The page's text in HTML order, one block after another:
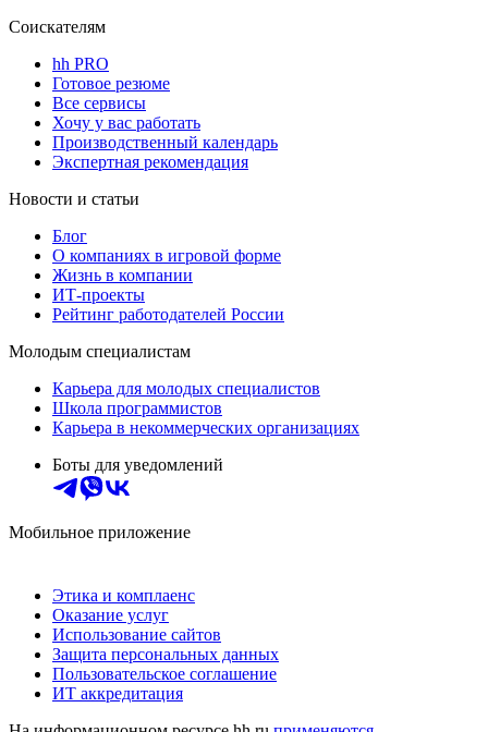
Соискателям
hh PRO
Готовое резюме
Все сервисы
Хочу у вас работать
Производственный календарь
Экспертная рекомендация
Новости и статьи
Блог
О компаниях в игровой форме
Жизнь в компании
ИТ-проекты
Рейтинг работодателей России
Молодым специалистам
Карьера для молодых специалистов
Школа программистов
Карьера в некоммерческих организациях
Боты для уведомлений
Мобильное приложение
Этика и комплаенс
Оказание услуг
Использование сайтов
Защита персональных данных
Пользовательское соглашение
ИТ аккредитация